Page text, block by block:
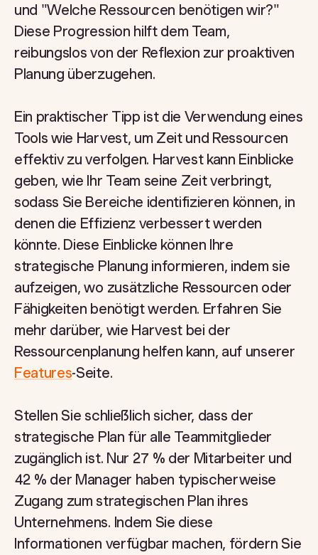
und "Welche Ressourcen benötigen wir?"
Diese Progression hilft dem Team,
reibungslos von der Reflexion zur proaktiven
Planung überzugehen.
Ein praktischer Tipp ist die Verwendung eines
Tools wie Harvest, um Zeit und Ressourcen
effektiv zu verfolgen. Harvest kann Einblicke
geben, wie Ihr Team seine Zeit verbringt,
sodass Sie Bereiche identifizieren können, in
denen die Effizienz verbessert werden
könnte. Diese Einblicke können Ihre
strategische Planung informieren, indem sie
aufzeigen, wo zusätzliche Ressourcen oder
Fähigkeiten benötigt werden. Erfahren Sie
mehr darüber, wie Harvest bei der
Ressourcenplanung helfen kann, auf unserer
Features-Seite.
Stellen Sie schließlich sicher, dass der
strategische Plan für alle Teammitglieder
zugänglich ist. Nur 27 % der Mitarbeiter und
42 % der Manager haben typischerweise
Zugang zum strategischen Plan ihres
Unternehmens. Indem Sie diese
Informationen verfügbar machen, fördern Sie